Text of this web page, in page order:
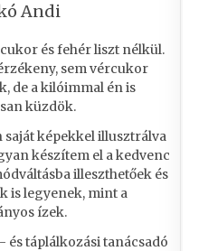
Andi
és fehér liszt nélkül.
sem vércukor
de a kilóimmal én is
küzdök.
képekkel illusztrálva
készítem el a kedvenc
illeszthetőek és
is legyenek, mint a
ízek.
és táplálkozási tanácsadó